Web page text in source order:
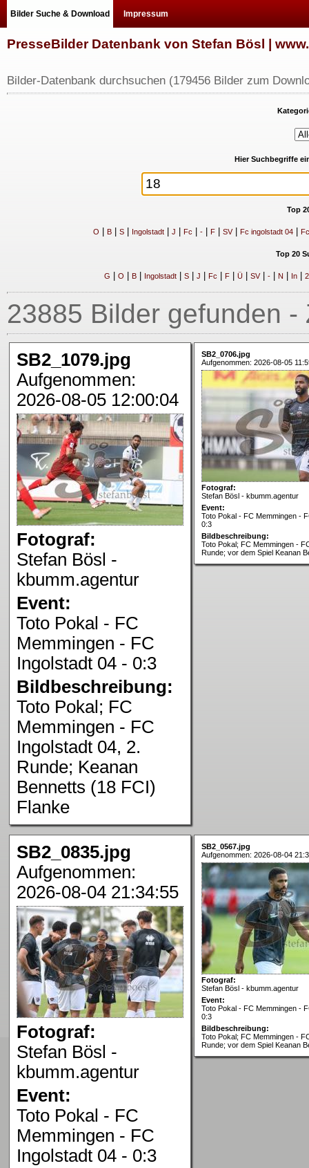
Bilder Suche & Download Impressum
PresseBilder Datenbank von Stefan Bösl |
Bilder-Datenbank durchsuchen (179456 Bilder zum
Hier Suchbegriffe
Top
O B| S| Ingolstadt| J Fc -| F| SV| Fc ingolstadt 04|
Top 20
G O B| Ingolstadt| S| J Fc F| Ü| SV| -| N In| 2
23885 Bilder gefunden -
SB2_1079.jpg
Aufgenommen:
2026-08-05 12:00:04
Fotograf:
Stefan Bösl -
kbumm.agentur
Event:
Toto Pokal - FC
Memmingen - FC
Ingolstadt 04 - 0:3
Bildbeschreibung:
Toto Pokal; FC
Memmingen - FC
Ingolstadt 04, 2.
Runde; Keanan
Bennetts (18 FCI)
Flanke
SB2_0706.jpg
Aufgenommen: 2026-08-05
Fotograf:
Stefan Bösl - kbumm.agentur
Event:
Toto Pokal - FC Memmingen -
0:3
Bildbeschreibung:
Toto Pokal; FC Memmingen -
Runde; vor dem Spiel Keanan
SB2_0835.jpg
Aufgenommen:
2026-08-04 21:34:55
Fotograf:
Stefan Bösl -
kbumm.agentur
Event:
Toto Pokal - FC
Memmingen - FC
Ingolstadt 04 - 0:3
SB2_0567.jpg
Aufgenommen: 2026-08-04
Fotograf:
Stefan Bösl - kbumm.agentur
Event:
Toto Pokal - FC Memmingen -
0:3
Bildbeschreibung:
Toto Pokal; FC Memmingen -
Runde; vor dem Spiel Keanan